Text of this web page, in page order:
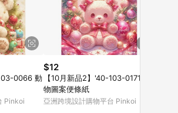
0066 動
Pinkoi
$12
【10月新品2】'40-103-0171 動
物圖案便條紙
亞洲跨境設計購物平台 Pinkoi